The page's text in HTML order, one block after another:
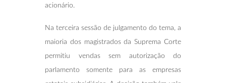
acionário.
Na terceira sessão de julgamento do tema, a
maioria dos magistrados da Suprema Corte
permitiu vendas sem autorização do
parlamento somente para as empresas